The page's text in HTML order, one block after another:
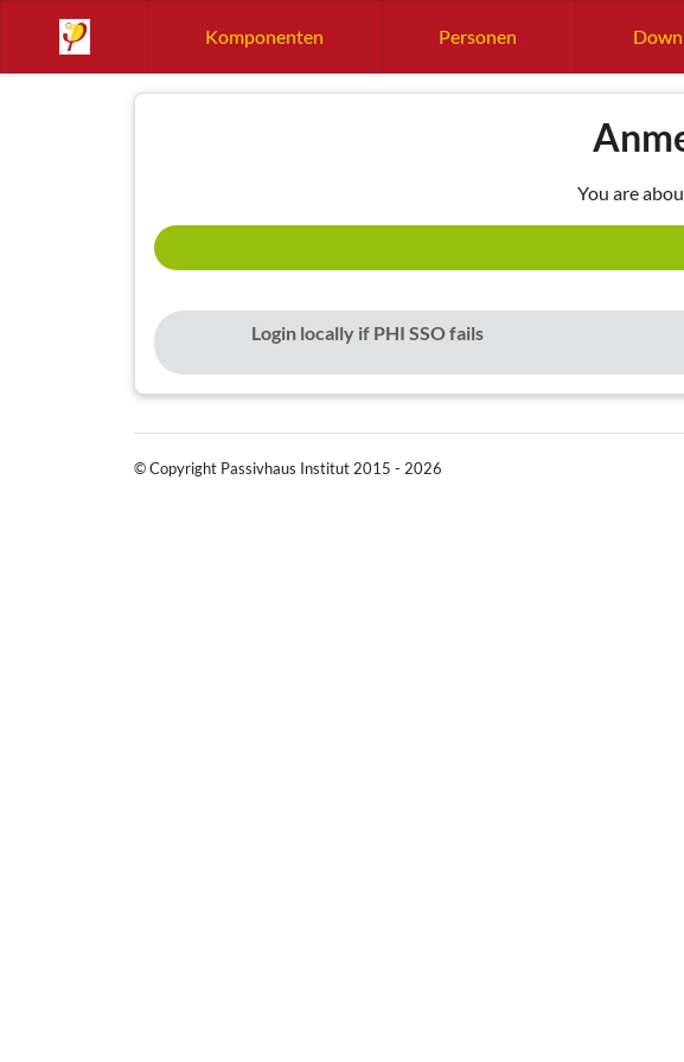
Komponenten Personen
You are
Login locally if PHI SSO fails
© Copyright Passivhaus Institut 2015 - 2026